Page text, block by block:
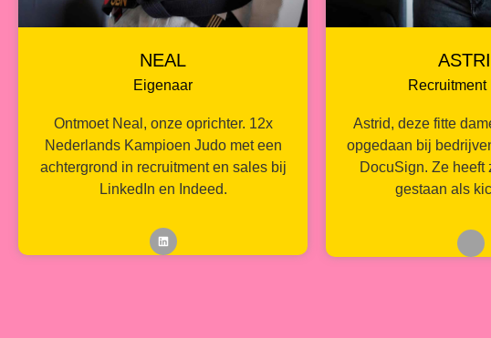
NEAL
Eigenaar
Ontmoet Neal, onze oprichter. 12x
Nederlands Kampioen Judo met een
achtergrond in recruitment en sales bij
LinkedIn en Indeed.
Recruitment
Astrid, deze fitte
opgedaan bij
DocuSign. Ze heeft
gestaan als